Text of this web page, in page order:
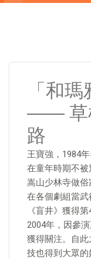
「和
—— 草
路
王寶強，1984
在童年時期不
嵩山少林寺做俗
在各個劇組當
《盲井》獲得
2004年，因參
獲得關注。自
技也得到大眾